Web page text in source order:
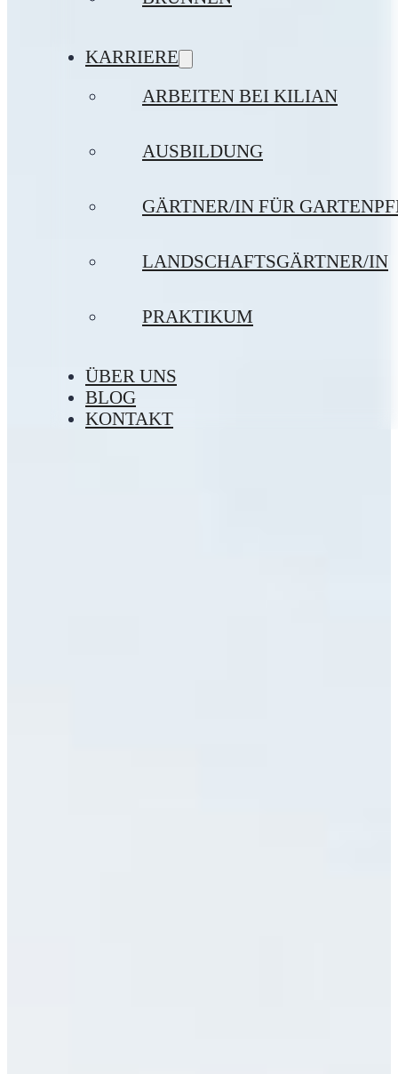
KARRIERE
ARBEITEN BEI KILIAN
AUSBILDUNG
GÄRTNER/IN FÜR
LANDSCHAFTSGÄRTNER/IN
PRAKTIKUM
ÜBER UNS
BLOG
KONTAKT